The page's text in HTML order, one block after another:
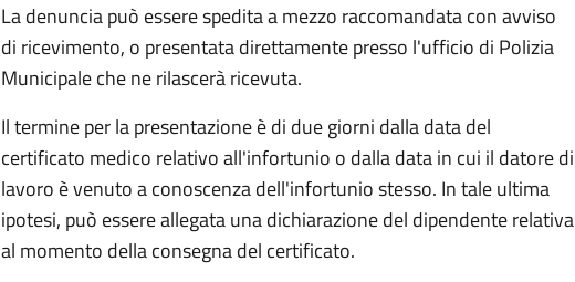
La denuncia può essere spedita a mezzo raccomandata con avviso
di ricevimento, o presentata direttamente presso l'ufficio di Polizia
Municipale che ne rilascerà ricevuta.
Il termine per la presentazione è di due giorni dalla data del
certificato medico relativo all'infortunio o dalla data in cui il datore di
lavoro è venuto a conoscenza dell'infortunio stesso. In tale ultima
ipotesi, può essere allegata una dichiarazione del dipendente relativa
al momento della consegna del certificato.